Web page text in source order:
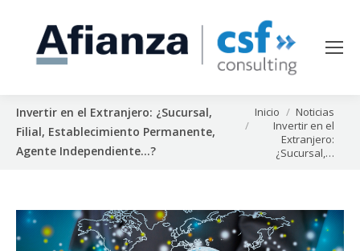
Invertir en el Extranjero: ¿Sucursal,
Filial, Establecimiento Permanente,
Agente Independiente…?
Estás aquí:
Inicio
Noticias
Invertir en el
Extranjero:
¿Sucursal,…